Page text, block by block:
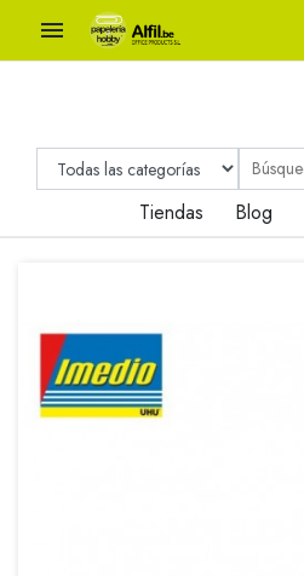

Tiendas Blog